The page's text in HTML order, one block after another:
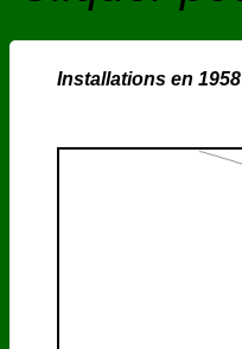
Installations en 1958